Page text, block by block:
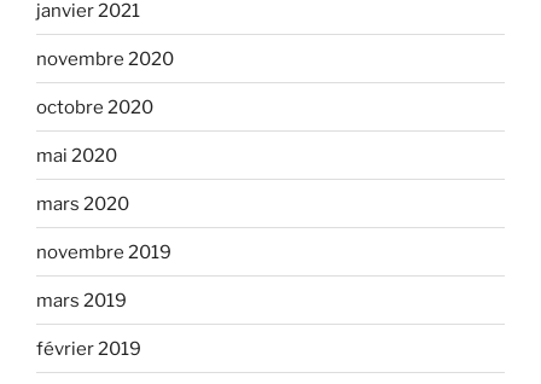
janvier 2021
novembre 2020
octobre 2020
mai 2020
mars 2020
novembre 2019
mars 2019
février 2019